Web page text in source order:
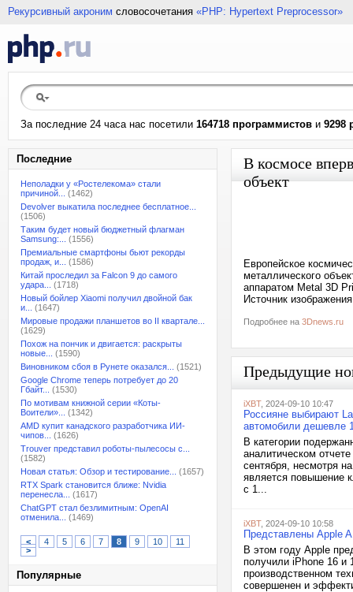
Рекурсивный акроним словосочетания «PHP: Hypertext Preprocessor»
За последние 24 часа нас посетили 164718 программистов и 9298
Последние
Неполадки у «Ростелекома» стали
причиной...
(1462)
Devolver выкатила последнее бесплатное...
(1506)
Таким будет новый бюджетный флагман
Samsung:...
(1556)
Премиальные смартфоны бьют рекорды
продаж, и...
(1586)
Китай проследил за Falcon 9 до самого
удара...
(1718)
Новый бойлер Xiaomi получил двойной бак
и...
(1647)
Мировые продажи планшетов во II квартале...
(1629)
Похож на пончик и двигается: раскрыты
новые...
(1590)
Виновником сбоя в Рунете оказался...
(1521)
Google Chrome теперь потребует до 20
Гбайт...
(1530)
По мотивам книжной серии «Коты-
Воители»...
(1342)
AMD купит канадского разработчика ИИ-
чипов...
(1626)
Trouver представил роботы-пылесосы с...
(1582)
Новая статья: Обзор и тестирование...
(1657)
RTX Spark становится ближе: Nvidia
перенесла...
(1617)
ChatGPT стал безлимитным: OpenAI
отменила...
(1469)
< 4 5 6 7 8 9 10
11
>
Популярные
В космосе
объект
Европейское
металлического
аппаратом Metal 3D
Источник
Подробнее на 3Dnews.ru
Предыдущие
iXBT, 2024-09-10 10:47
Россияне выбирают
автомобили дешевле
В категории
аналитическом
сентября, несмотря
является повышение
с 1...
iXBT, 2024-09-10 10:58
Представлены Apple
В этом году Apple
получили iPhone 16 и
производственном
совершенен и